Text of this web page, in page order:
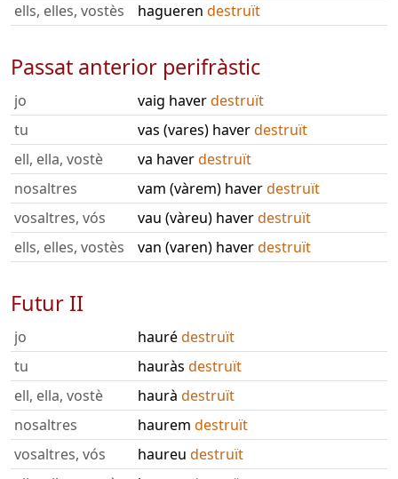
ells, elles, vostès
hagueren destruït
Passat anterior perifràstic
jo vaig haverdestruït
tu
vas (vares) haverdestruït
ell, ella, vostè
va haverdestruït
nosaltres
vam (vàrem) haverdestruït
vosaltres, vós
vau (vàreu) haverdestruït
ells, elles, vostès
van (varen) haverdestruït
Futur II
jo haurédestruït
tu
hauràs destruït
ell, ella, vostè
haurà destruït
nosaltres
haurem destruït
vosaltres, vós
haureu destruït